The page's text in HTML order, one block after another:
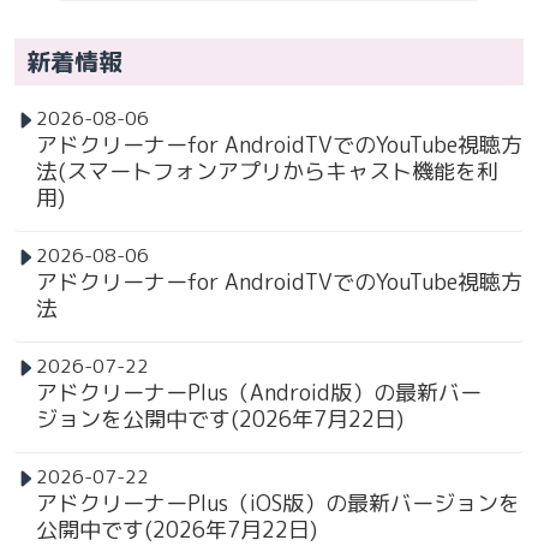
新着情報
2026-08-06
アドクリーナーfor AndroidTVでのYouTube視聴方
法(スマートフォンアプリからキャスト機能を利
用)
2026-08-06
アドクリーナーfor AndroidTVでのYouTube視聴方
法
2026-07-22
アドクリーナーPlus（Android版）の最新バー
ジョンを公開中です(2026年7月22日)
2026-07-22
アドクリーナーPlus（iOS版）の最新バージョンを
公開中です(2026年7月22日)